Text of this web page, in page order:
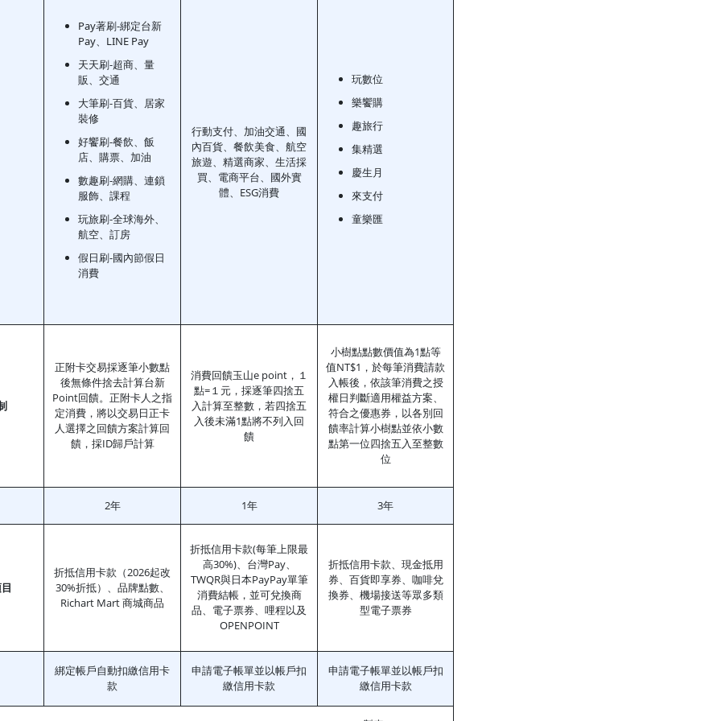
Pay著刷-綁定台新
Pay、LINE Pay
天天刷-超商、量
販、交通
大筆刷-百貨、居家
裝修
好饗刷-餐飲、飯
店、購票、加油
數趣刷-網購、連鎖
服飾、課程
玩旅刷-全球海外、
航空、訂房
假日刷-國內節假日
消費
行動支付、加油交通、國
內百貨、餐飲美食、航空
旅遊、精選商家、生活採
買、電商平台、國外實
體、ESG消費
玩數位
樂饗購
趣旅行
集精選
慶生月
來支付
童樂匯
正附卡交易採逐筆小數點
後無條件捨去計算台新
Point回饋。正附卡人之指
定消費，將以交易日正卡
人選擇之回饋方案計算回
饋，採ID歸戶計算
消費回饋玉山e point，１
點=１元，採逐筆四捨五
入計算至整數，若四捨五
入後未滿1點將不列入回
饋
小樹點點數價值為1點等
值NT$1，於每筆消費請款
入帳後，依該筆消費之授
權日判斷適用權益方案、
符合之優惠券，以各別回
饋率計算小樹點並依小數
點第一位四捨五入至整數
位
2年 1年 3年
折抵信用卡款（2026起改
30%折抵）、品牌點數、
Richart Mart 商城商品
折抵信用卡款(每筆上限最
高30%)、台灣Pay、
TWQR與日本PayPay單筆
消費結帳，並可兌換商
品、電子票券、哩程以及
OPENPOINT
折抵信用卡款、現金抵用
券、百貨即享券、咖啡兌
換券、機場接送等眾多類
型電子票券
綁定帳戶自動扣繳信用卡
款
申請電子帳單並以帳戶扣
繳信用卡款
申請電子帳單並以帳戶扣
繳信用卡款